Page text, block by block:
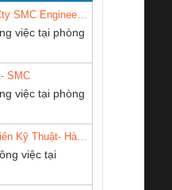
Bộ giám sát dòng
TRANSCLINIC 16I+
(2008130000)
Cty TNHH TM QC
việc tại phòng
SMC
việc tại phòng
việc tại